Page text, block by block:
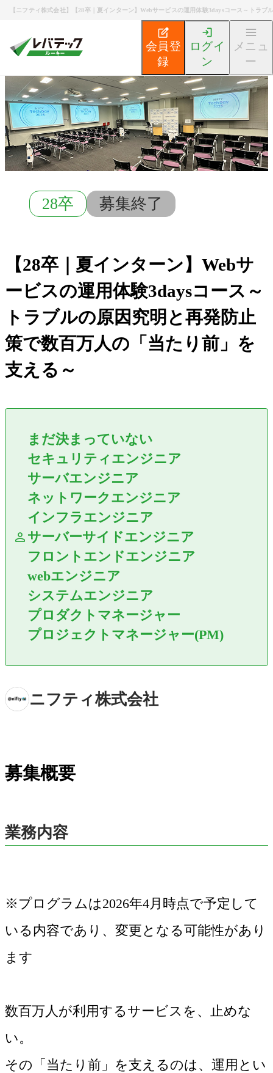
【ニフティ株式会社】【28卒｜夏インターン】Webサービスの運用体験3daysコース～トラ
会員登
録
ログイ
ン
メニュ
ー
募集検索 【28卒｜夏インタ
28卒 募集終了
【28卒｜夏インターン】Webサ
ービスの運用体験3daysコース～
トラブルの原因究明と再発防止
策で数百万人の「当たり前」を
支える～
まだ決まっていない
セキュリティエンジニア
サーバエンジニア
ネットワークエンジニア
インフラエンジニア
サーバーサイドエンジニア
フロントエンドエンジニア
webエンジニア
システムエンジニア
プロダクトマネージャー
プロジェクトマネージャー(PM)
ニフティ株式会社
募集概要
業務内容
※プログラムは2026年4月時点で予定して
いる内容であり、変更となる可能性があり
ます
数百万人が利用するサービスを、止めな
い。
その「当たり前」を支えるのは、運用とい